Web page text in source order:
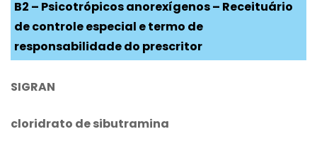
B2 – Psicotrópicos anorexígenos – Receituário
de controle especial e termo de
responsabilidade do prescritor
SIGRAN
cloridrato de sibutramina